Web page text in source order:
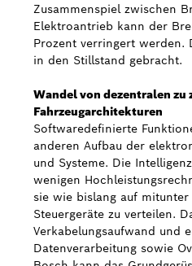
Zusammenspiel zwischen
Elektroantrieb kann der
Prozent verringert werden.
in den Stillstand gebracht.
Wandel von dezentralen
Fahrzeugarchitekturen
Softwaredefinierte
anderen Aufbau der
und Systeme. Die
wenigen
sie wie bislang auf
Steuergeräte zu verteilen.
Verkabelungsaufwand und
Datenverarbeitung sowie